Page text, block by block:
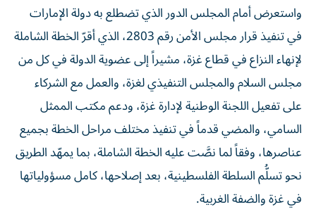
واستعرض أمام المجلس الدور الذي تضطلع به دولة الإمارات
في تنفيذ قرار مجلس الأمن رقم 2803، الذي أقرّ الخطة الشاملة
لإنهاء النزاع في قطاع غزة، مشيراً إلى عضوية الدولة في كل من
مجلس السلام والمجلس التنفيذي لغزة، والعمل مع الشركاء
على تفعيل اللجنة الوطنية لإدارة غزة، ودعم مكتب الممثل
السامي، والمضي قدماً في تنفيذ مختلف مراحل الخطة بجميع
عناصرها، وفقاً لما نصَّت عليه الخطة الشاملة، بما يمهّد الطريق
نحو تسلُّم السلطة الفلسطينية، بعد إصلاحها، كامل مسؤولياتها
في غزة والضفة الغربية.